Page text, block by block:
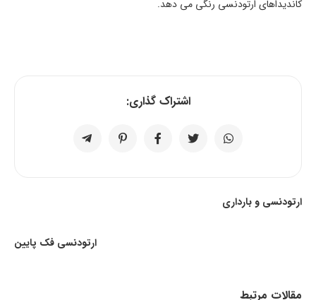
کاندیداهای ارتودنسی رنگی می دهد.
اشتراک گذاری:
ارتودنسی و بارداری
ارتودنسی فک پایین
مقالات مرتبط